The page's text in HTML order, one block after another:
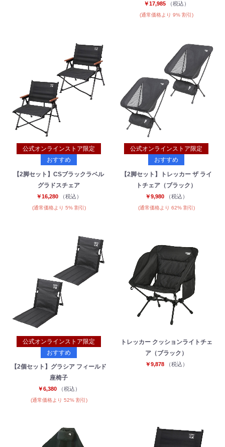
￥17,985 （税込）
(通常価格より 9% 割引)
公式オンラインストア限定
おすすめ
【2脚セット】CSブラックラベル
グラドスチェア
￥16,280 （税込）
(通常価格より 5% 割引)
公式オンラインストア限定
おすすめ
【2脚セット】トレッカー ザ ライ
トチェア（ブラック）
￥9,980 （税込）
(通常価格より 62% 割引)
公式オンラインストア限定
おすすめ
【2個セット】グラシア フィールド
座椅子
￥6,380 （税込）
(通常価格より 52% 割引)
トレッカー クッションライトチェ
ア（ブラック）
￥9,878 （税込）
お買い物を続ける カートへ進む